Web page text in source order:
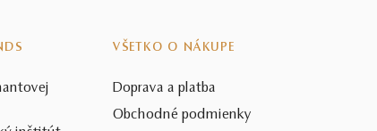
VŠETKO O NÁKUPE
Doprava a platba
Obchodné podmienky